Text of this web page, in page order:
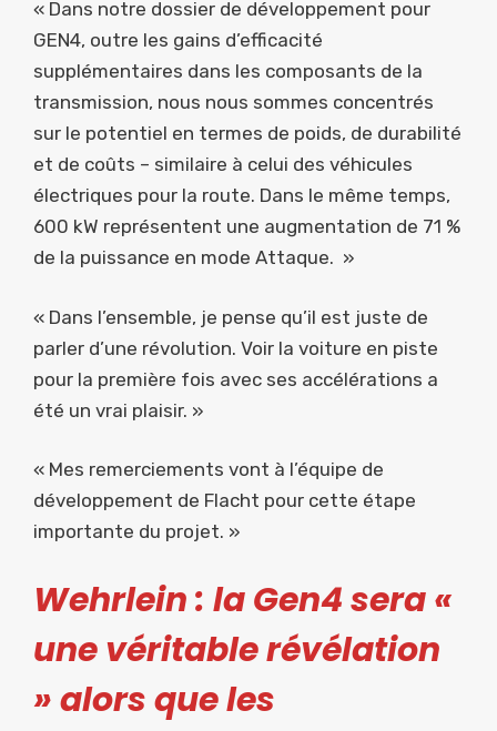
« Dans notre dossier de développement pour
GEN4, outre les gains d’efficacité
supplémentaires dans les composants de la
transmission, nous nous sommes concentrés
sur le potentiel en termes de poids, de durabilité
et de coûts – similaire à celui des véhicules
électriques pour la route. Dans le même temps,
600 kW représentent une augmentation de 71 %
de la puissance en mode Attaque. »
« Dans l’ensemble, je pense qu’il est juste de
parler d’une révolution. Voir la voiture en piste
pour la première fois avec ses accélérations a
été un vrai plaisir. »
« Mes remerciements vont à l’équipe de
développement de Flacht pour cette étape
importante du projet. »
Wehrlein : la Gen4 sera «
une véritable révélation
» alors que les